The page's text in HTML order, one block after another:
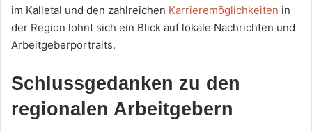
im Kalletal und den zahlreichen Karrieremöglichkeiten in
der Region lohnt sich ein Blick auf lokale Nachrichten und
Arbeitgeberportraits.
Schlussgedanken zu den
regionalen Arbeitgebern